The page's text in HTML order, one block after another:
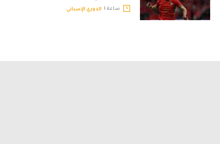
ساعة | الدوري الإسباني